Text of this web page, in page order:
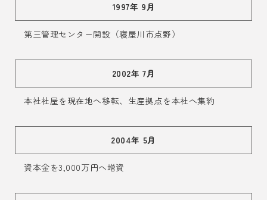
1997年 9月
第三管理センター開設（寝屋川市点野）
2002年 7月
本社社屋を現在地へ移転、生産拠点を本社へ集約
2004年 5月
資本金を3,000万円へ増資